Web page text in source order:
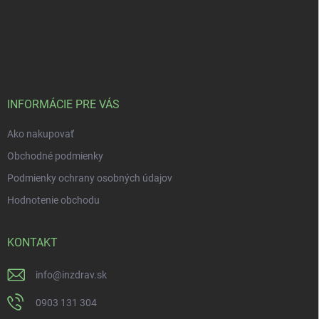
INFORMÁCIE PRE VÁS
Ako nakupovať
Obchodné podmienky
Podmienky ochrany osobných údajov
Hodnotenie obchodu
KONTAKT
info@inzdrav.sk
0903 131 304